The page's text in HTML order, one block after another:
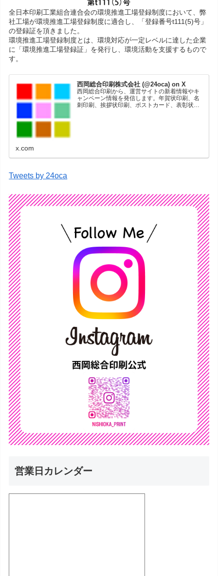
全日本印刷工業組合連合会の環境推進工場登録制度において、弊
社工場が環境推進工場登録制度に適合し、「登録番号t111(5)号」
の登録証を頂きました。
環境推進工場登録制度とは、環境対応が一定レベルに達した企業
に「環境推進工場登録証」を発行し、環境活動を支援するもので
す。
西岡総合印刷株式会社 (@24oca) on X
西岡総合印刷から、運営サイトの新着情報やキ
ャンペーン情報を発信します。年賀状印刷、名
刺印刷、挨拶状印刷、ポストカード、表彰状印
x.com
Tweets by 24oca
営業日カレンダー